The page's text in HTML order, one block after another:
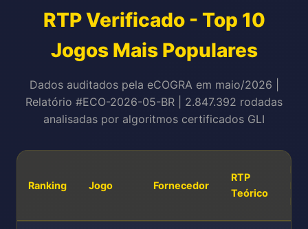
RTP Verificado - Top 10
Jogos Mais Populares
Dados auditados pela eCOGRA em maio/2026 |
Relatório #ECO-2026-05-BR | 2.847.392 rodadas
analisadas por algoritmos certificados GLI
Ranking Jogo Fornecedor
RTP
Teórico